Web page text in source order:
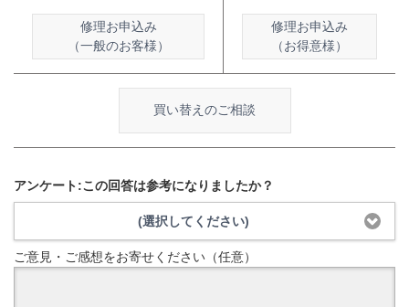
修理お申込み
（一般のお客様）
修理お申込み
（お得意様）
買い替えのご相談
アンケート:この回答は参考になりましたか？
(選択してください)
ご意見・ご感想をお寄せください（任意）